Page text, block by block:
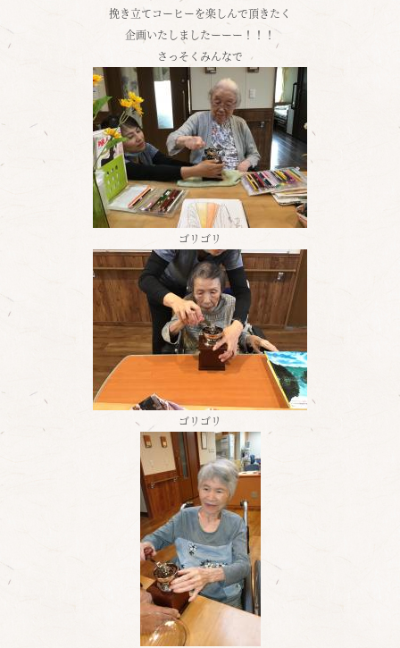
挽き立てコーヒーを楽しんで頂きたく
企画いたしましたーーー！！！
さっそくみんなで
ゴリゴリ
ゴリゴリ